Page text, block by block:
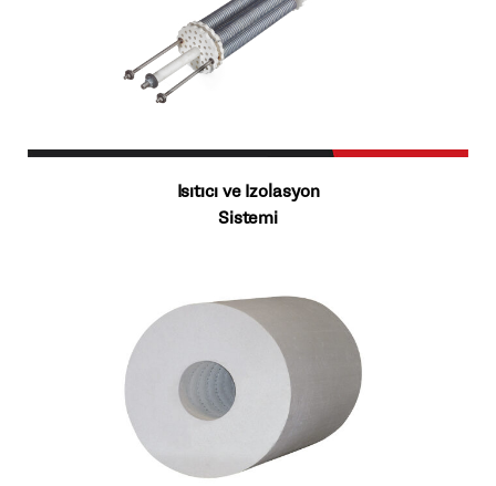
Isıtıcı ve Izolasyon
Sistemi